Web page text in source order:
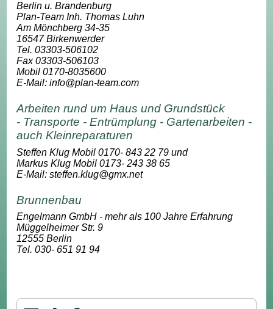
Berlin u. Brandenburg
Plan-Team Inh. Thomas Luhn
Am Mönchberg 34-35
16547 Birkenwerder
Tel. 03303-506102
Fax 03303-506103
Mobil 0170-8035600
E-Mail: info@plan-team.com
Arbeiten rund um Haus und Grundstück
- Transporte - Entrümplung - Gartenarbeiten -
auch Kleinreparaturen
Steffen Klug Mobil 0170- 843 22 79 und
Markus Klug Mobil 0173- 243 38 65
E-Mail: steffen.klug@gmx.net
Brunnenbau
Engelmann GmbH - mehr als 100 Jahre Erfahrung
Müggelheimer Str. 9
12555 Berlin
Tel. 030- 651 91 94